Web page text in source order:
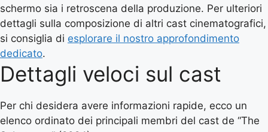
schermo sia i retroscena della produzione. Per ulteriori
dettagli sulla composizione di altri cast cinematografici,
si consiglia di esplorare il nostro approfondimento
dedicato.
Dettagli veloci sul cast
Per chi desidera avere informazioni rapide, ecco un
elenco ordinato dei principali membri del cast de “The